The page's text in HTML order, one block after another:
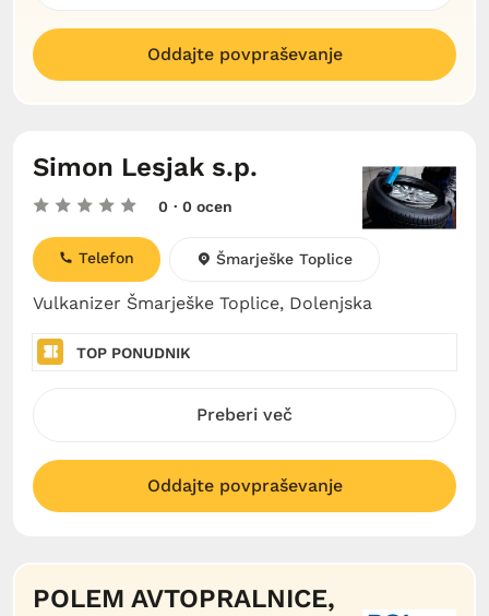
Oddajte povpraševanje
Simon Lesjak s.p.
0 · 0 ocen
Vulkanizer Šmarješke Toplice, Dolenjska
Telefon Šmarješke Toplice
TOP PONUDNIK
Preberi več
Oddajte povpraševanje
POLEM AVTOPRALNICE,